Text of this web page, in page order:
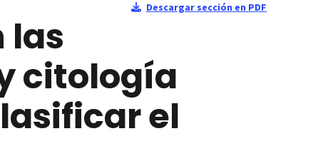
Descargar sección en PDF
las
citología
el